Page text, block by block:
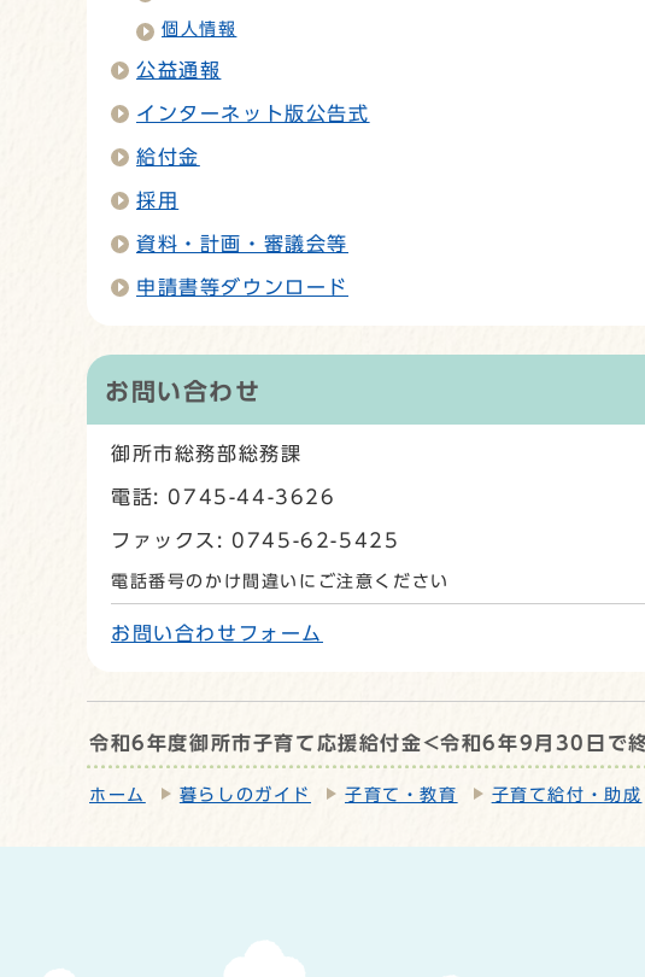
個人情報
公益通報
インターネット版公告式
給付金
採用
資料・計画・審議会等
申請書等ダウンロード
お問い合わせ
御所市総務部総務課
電話: 0745-44-3626
ファックス: 0745-62-5425
電話番号のかけ間違いにご注意ください
お問い合わせフォーム
令和6年度御所市子育て応援給付金<令和6年9月30日で
ホーム 暮らしのガイド 子育て・教育 子育て給付・助成